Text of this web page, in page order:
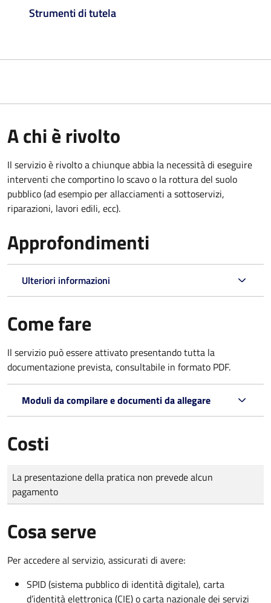
Strumenti di tutela
A chi è rivolto
Il servizio è rivolto a chiunque abbia la necessità di eseguire
interventi che comportino lo scavo o la rottura del suolo
pubblico (ad esempio per allacciamenti a sottoservizi,
riparazioni, lavori edili, ecc).
Approfondimenti
Ulteriori informazioni
Come fare
Il servizio può essere attivato presentando tutta la
documentazione prevista, consultabile in formato PDF.
Moduli da compilare e documenti da allegare
Costi
Tipo di pagamento
Importo
La presentazione della pratica non prevede alcun
pagamento
Cosa serve
Per accedere al servizio, assicurati di avere:
SPID (sistema pubblico di identità digitale), carta
d’identità elettronica (CIE) o carta nazionale dei servizi